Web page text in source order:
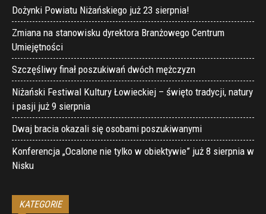
Dożynki Powiatu Niżańskiego już 23 sierpnia!
Zmiana na stanowisku dyrektora Branżowego Centrum
Umiejętności
Szczęśliwy finał poszukiwań dwóch mężczyzn
Niżański Festiwal Kultury Łowieckiej – święto tradycji, natury
i pasji już 9 sierpnia
Dwaj bracia okazali się osobami poszukiwanymi
Konferencja „Ocalone nie tylko w obiektywie” już 8 sierpnia w
Nisku
KATEGORIE